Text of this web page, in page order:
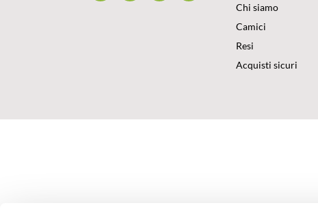
Chi siamo
Camici
Resi
Acquisti sicuri